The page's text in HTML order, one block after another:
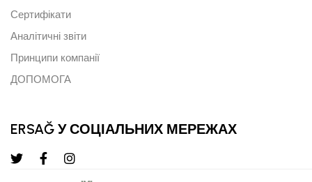
Сертифікати
Аналітичні звіти
Принципи компанії
ДОПОМОГА
ERSAĞ У СОЦІАЛЬНИХ МЕРЕЖАХ